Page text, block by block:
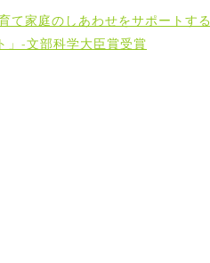
て家庭のしあわせをサポートする
」-文部科学大臣賞受賞